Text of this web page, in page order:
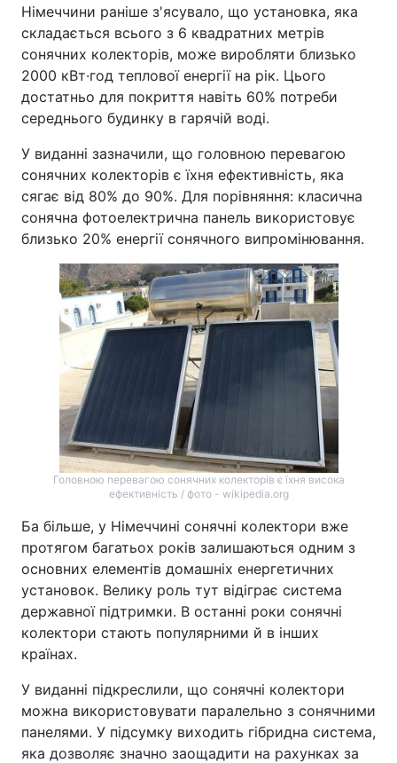
Німеччини раніше з'ясувало, що установка, яка
складається всього з 6 квадратних метрів
сонячних колекторів, може виробляти близько
2000 кВт·год теплової енергії на рік. Цього
достатньо для покриття навіть 60% потреби
середнього будинку в гарячій воді.
У виданні зазначили, що головною перевагою
сонячних колекторів є їхня ефективність, яка
сягає від 80% до 90%. Для порівняння: класична
сонячна фотоелектрична панель використовує
близько 20% енергії сонячного випромінювання.
Головною перевагою сонячних колекторів є їхня висока
ефективність / фото - wikipedia.org
Ба більше, у Німеччині сонячні колектори вже
протягом багатьох років залишаються одним з
основних елементів домашніх енергетичних
установок. Велику роль тут відіграє система
державної підтримки. В останні роки сонячні
колектори стають популярними й в інших
країнах.
У виданні підкреслили, що сонячні колектори
можна використовувати паралельно з сонячними
панелями. У підсумку виходить гібридна система,
яка дозволяє значно заощадити на рахунках за